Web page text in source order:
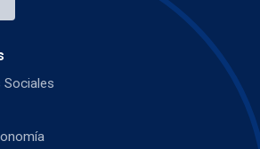
Sociales